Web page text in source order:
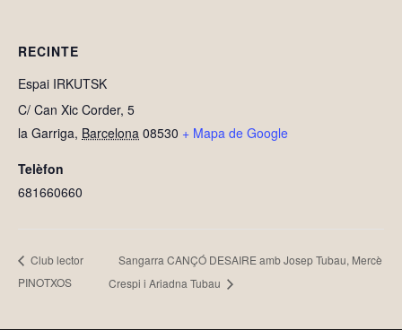
RECINTE
Espai IRKUTSK
C/ Can Xic Corder, 5
la Garriga, Barcelona 08530 + Mapa de Google
Telèfon
681660660
Club lector
PINOTXOS
Sangarra CANÇÓ DESAIRE amb Josep Tubau, Mercè
Crespi i Ariadna Tubau